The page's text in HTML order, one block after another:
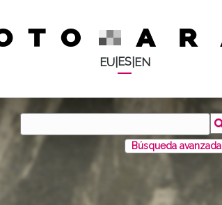
EU| ES| EN
Búsqueda avanzada